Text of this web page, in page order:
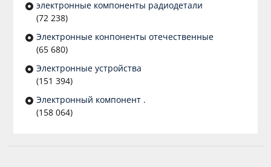
электронные компоненты радиодетали
(72 238)
Электронные конпоненты отечественные
(65 680)
Электронные устройства
(151 394)
Электронный компонент .
(158 064)